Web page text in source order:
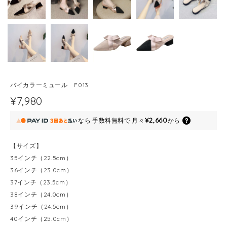
バイカラーミュール F013
¥7,980
なら 手数料無料で 月々 ¥2,660から
【サイズ】
35インチ（22.5cm）
36インチ（23.0cm）
37インチ（23.5cm）
38インチ（24.0cm）
39インチ（24.5cm）
40インチ（25.0cm）